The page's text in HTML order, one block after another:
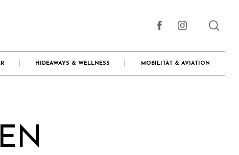
HIDEAWAYS & WELLNESS MOBILITÄT & AVIATION